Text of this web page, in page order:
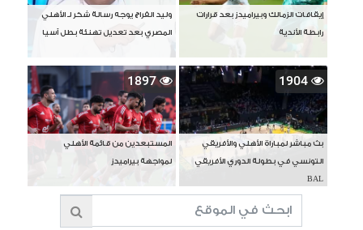
إيقافات الزمالك وبيراميدز بعد قرارات
رابطة الأندية
وليد الفراج يوجه رسالة شكر لـ الأهلي
المصري بعد تعديل تهنئة بطل آسيا
1904
بث مباشر لمباراة الأهلي والأفريقي
التونسي في بطولة الدوري الأفريقي
BAL
1897
المستبعدين من قائمة الأهلي
لمواجهة بيراميدز